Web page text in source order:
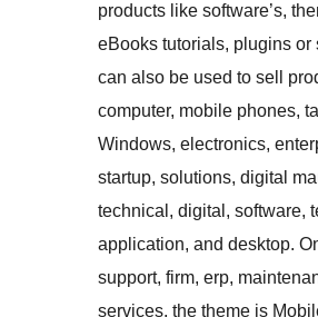
products like software’s,
eBooks tutorials, plugins or
can also be used to sell
computer, mobile phones,
Windows, electronics,
startup, solutions, digital
technical, digital, software,
application, and desktop.
support, firm, erp,
services, the theme is